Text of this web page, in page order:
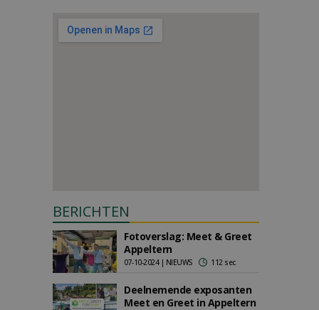
BERICHTEN
Fotoverslag: Meet & Greet
Appeltern
07-10-2024 | NIEUWS 112 sec
Deelnemende exposanten
Meet en Greet in Appeltern